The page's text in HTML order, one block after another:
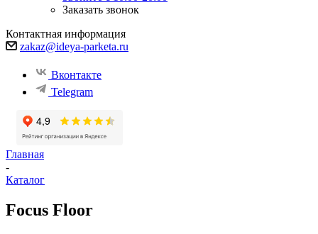
Заказать звонок
Контактная информация
zakaz@ideya-parketa.ru
Вконтакте
Telegram
Главная
-
Каталог
Focus Floor